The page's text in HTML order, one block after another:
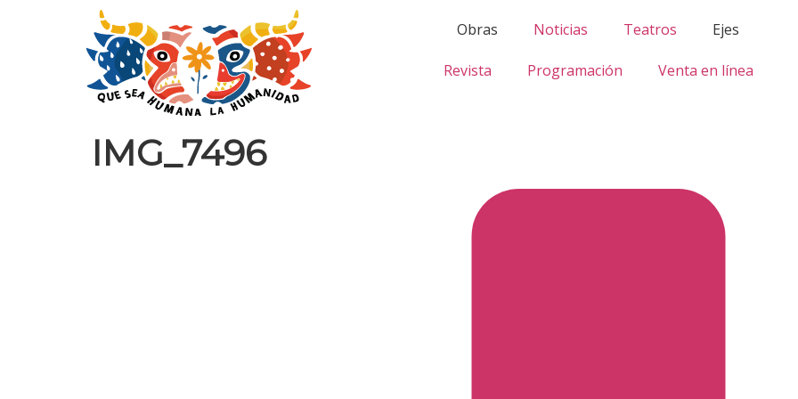
Obras Noticias Teatros Ejes
Revista Programación Venta en línea
IMG_7496